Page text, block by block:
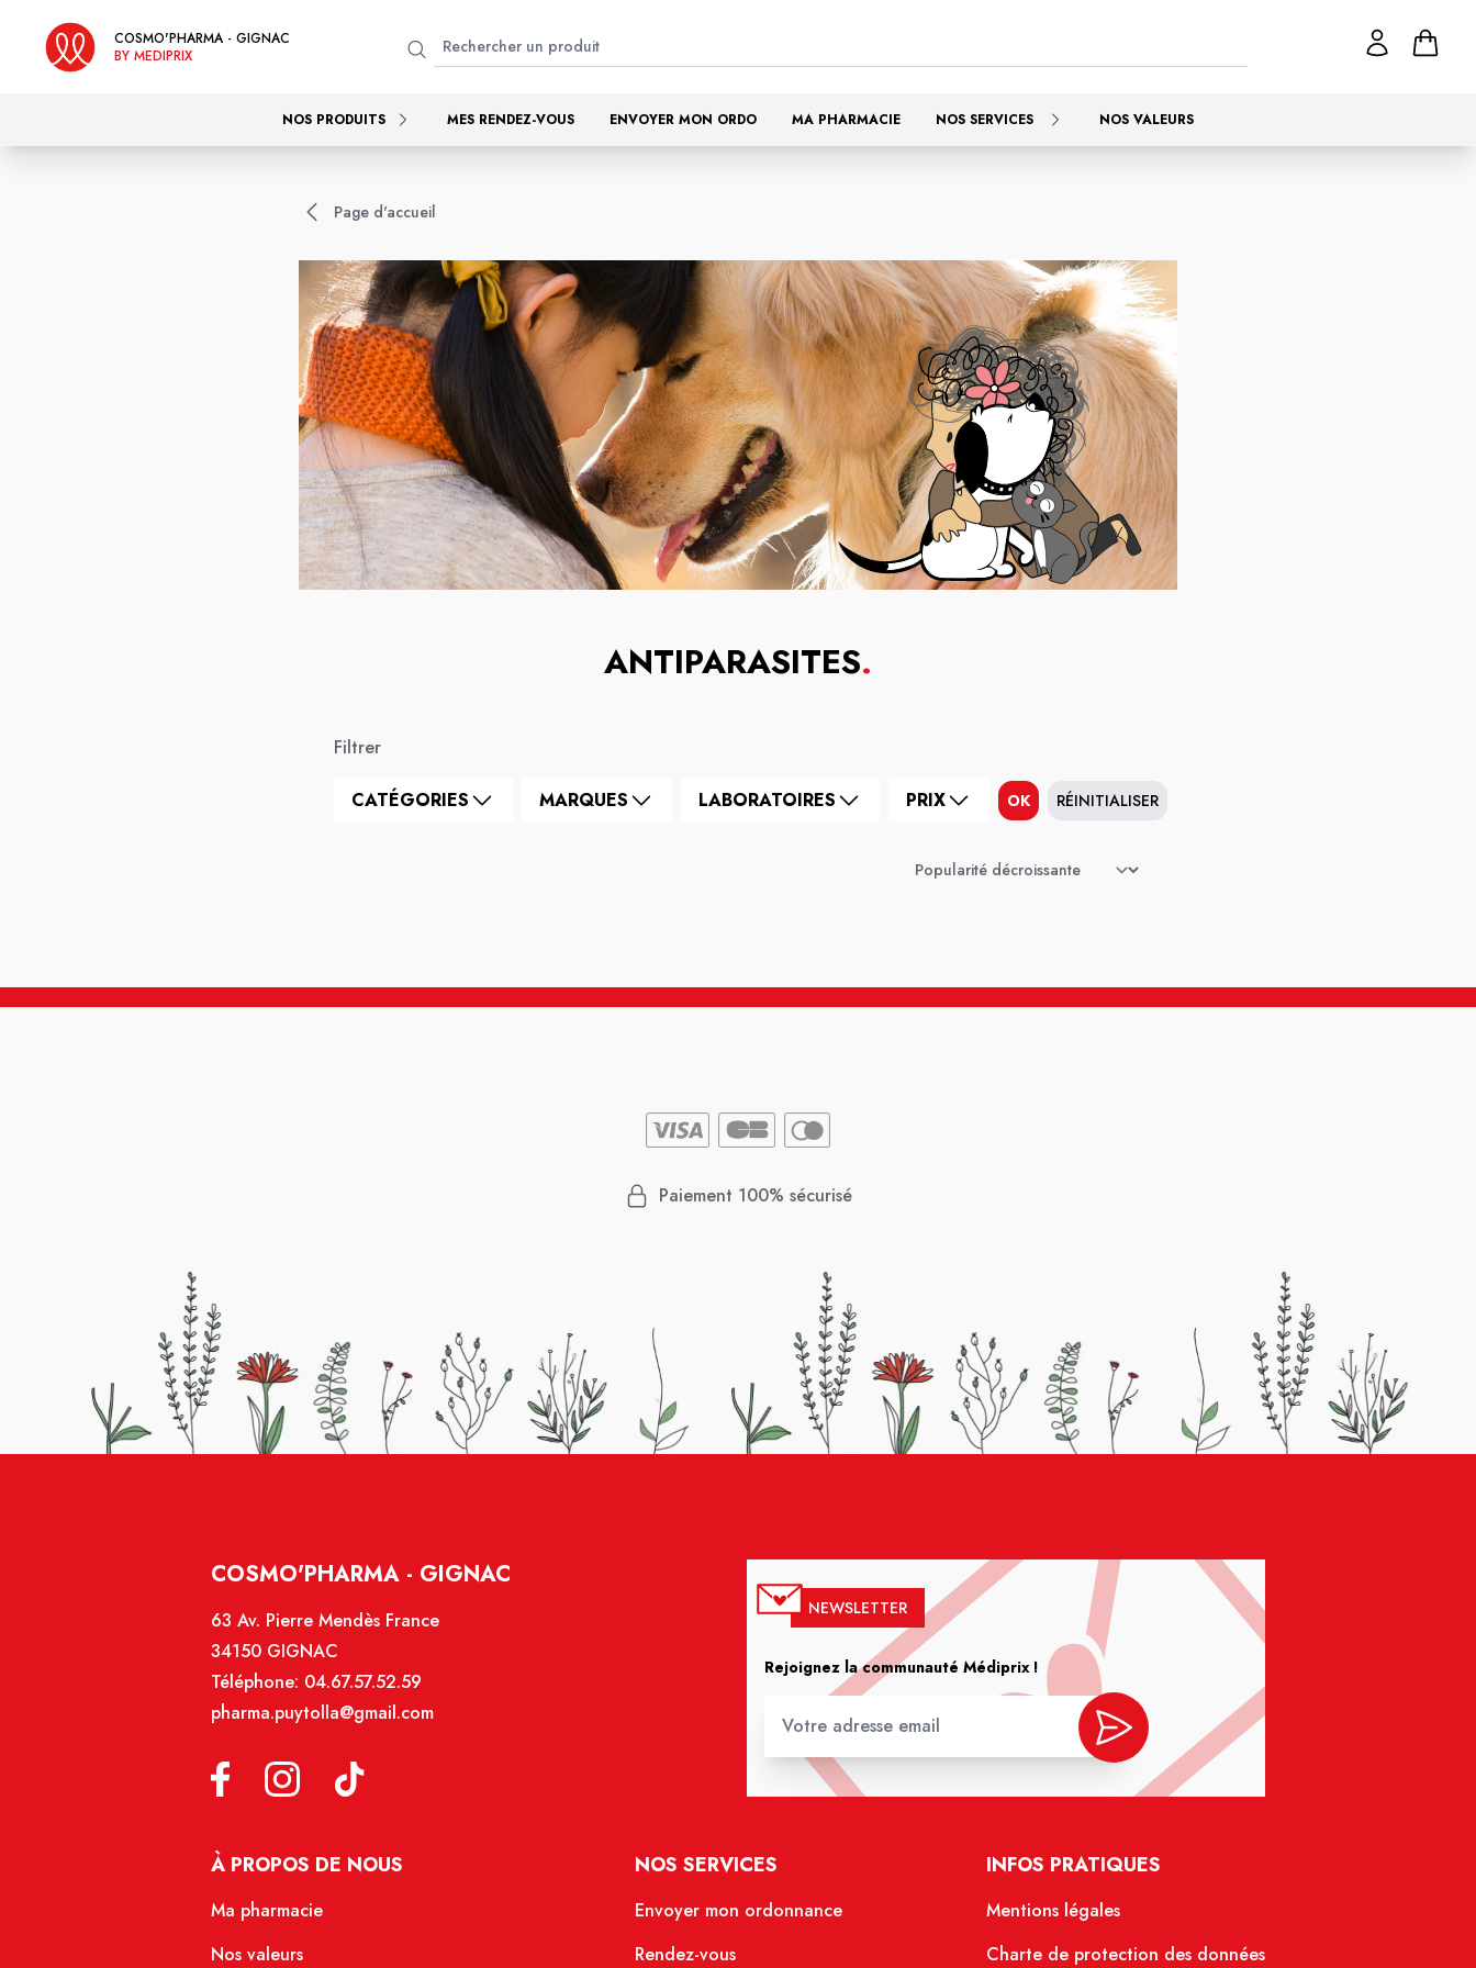
COSMO'PHARMA - GIGNAC
BY MEDIPRIX
NOS PRODUITS MES RENDEZ-VOUS ENVOYER MON ORDO MA PHARMACIE NOS SERVICES NOS VALEURS
Page d'accueil
ANTIPARASITES.
Filtrer
CATÉGORIES MARQUES LABORATOIRES PRIX OK RÉINITIALISER
Paiement 100% sécurisé
COSMO'PHARMA - GIGNAC
63 Av. Pierre Mendès France
34150 GIGNAC
Téléphone: 04.67.57.52.59
pharma.puytolla@gmail.com
NEWSLETTER
Rejoignez la communauté Médiprix !
À PROPOS DE NOUS
Ma pharmacie
Nos valeurs
NOS SERVICES
Envoyer mon ordonnance
Rendez-vous
INFOS PRATIQUES
Mentions légales
Charte de protection des données